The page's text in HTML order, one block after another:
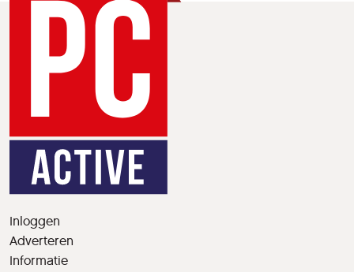
Inloggen
Adverteren
Informatie